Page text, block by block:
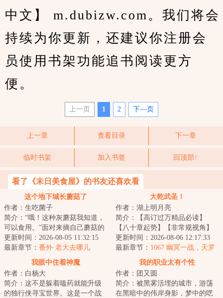
中文】 m.dubizw.com。我们将会
持续为你更新，还建议你注册会
员使用书架功能追书阅读更方
便。
上一页 1 2 下—页
上一章 查看目录 下一章
临时书架 加入书签 回顶部↑
看了《末日美食屋》的书友还喜欢看
这个地下城长蘑菇了
作者：生吃菌子
简介：“哦！这种灰蘑菇我知道，
可以食用。”面对来摘自己蘑菇的
冒险者，林珺默默在那丛灰蘑菇
里催生出了...
更新时间：2026-08-05 11:32:15
最新章节： 番外·老大去哪儿
大乾武圣！
作者：湖上明月亮
简介：【高订过万精品必读】
【八十章起势】【非常规视角】
陈平安穿越数年，在便宜老爹临
死前的运作下，成...
更新时间：2026-08-06 12:17:33
最新章节： 1067 幽冥一战，天罗
我眼中住着神魔
作者：白杨大
简介：这不是躲着嗑药就能升级
的独行侠寻宝世界。这是一个战
我的职业太有个性
作者：团又圆
简介：被黑雾活埋的城市，游荡
在黑暗中的伟岸身影，梦中的呓